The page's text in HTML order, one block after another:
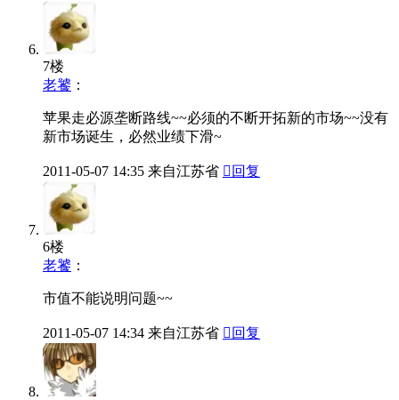
7楼
老饕 ：
苹果走必源垄断路线~~必须的不断开拓新的市场~~没有
新市场诞生，必然业绩下滑~
2011-05-07 14:35 来自江苏省  回复
6楼
老饕 ：
市值不能说明问题~~
2011-05-07 14:34 来自江苏省  回复